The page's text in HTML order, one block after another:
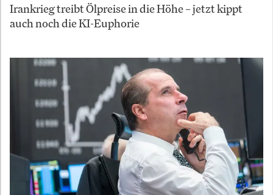
Irankrieg treibt Ölpreise in die Höhe – jetzt kippt
auch noch die KI-Euphorie